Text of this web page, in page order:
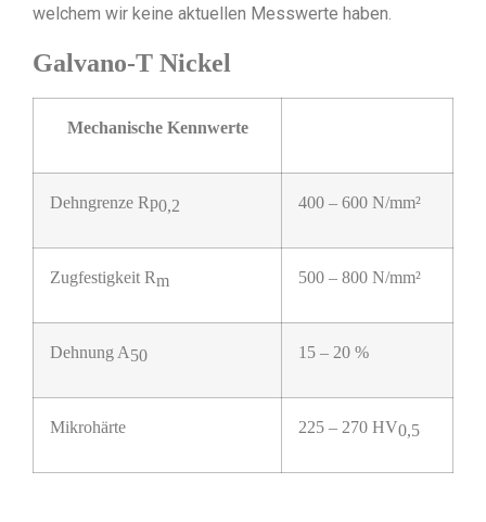
welchem wir keine aktuellen Messwerte haben.
Galvano-T Nickel
Mechanische Kennwerte
Dehngrenze Rp0,2 400 – 600 N/mm²
Zugfestigkeit Rm 500 – 800 N/mm²
Dehnung A50 15 – 20 %
Mikrohärte 225 – 270 HV0,5